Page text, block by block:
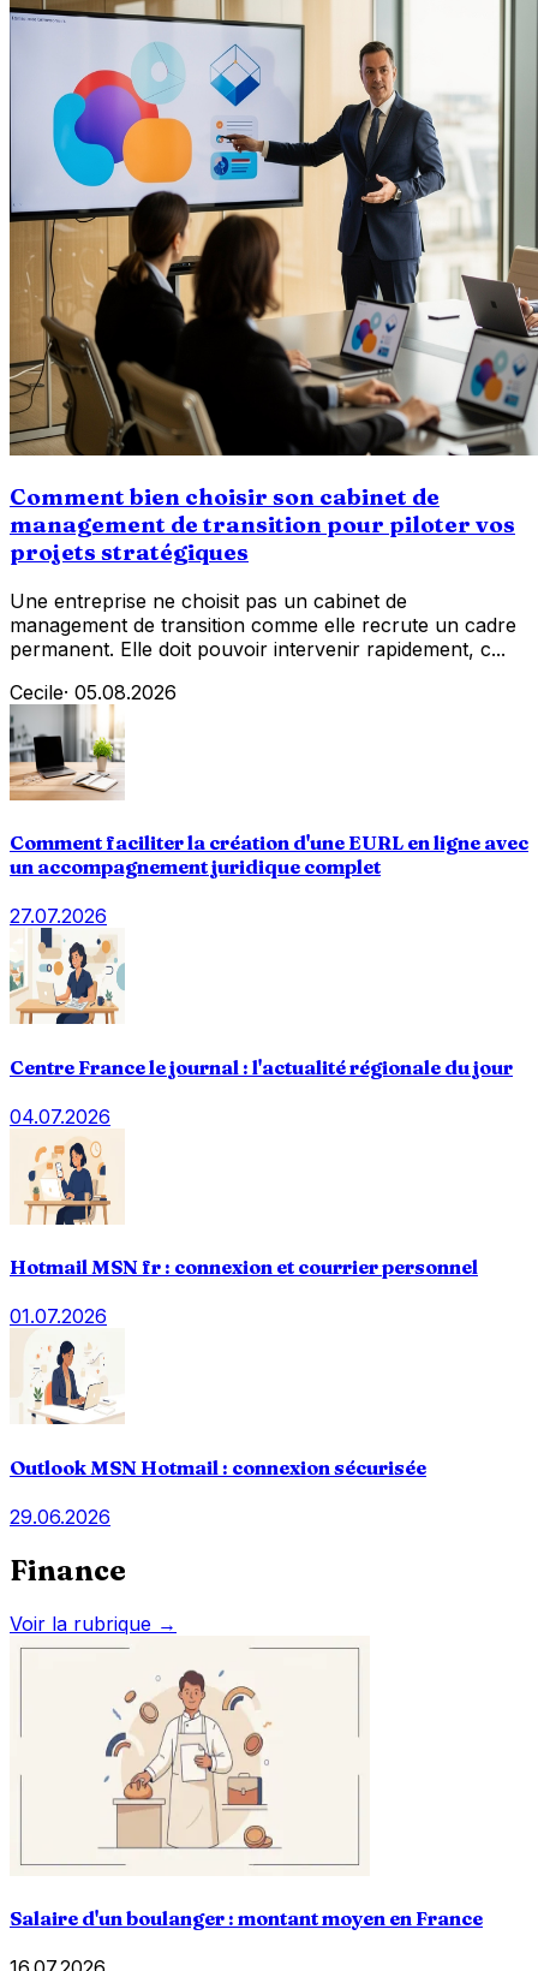
Comment bien choisir son cabinet de
management de transition pour piloter vos
projets stratégiques
Une entreprise ne choisit pas un cabinet de
management de transition comme elle recrute un cadre
permanent. Elle doit pouvoir intervenir rapidement, c...
Cecile· 05.08.2026
Comment faciliter la création d'une EURL en ligne avec
un accompagnement juridique complet
27.07.2026
Centre France le journal : l'actualité régionale du jour
04.07.2026
Hotmail MSN fr : connexion et courrier personnel
01.07.2026
Outlook MSN Hotmail : connexion sécurisée
29.06.2026
Finance
Voir la rubrique →
Salaire d'un boulanger : montant moyen en France